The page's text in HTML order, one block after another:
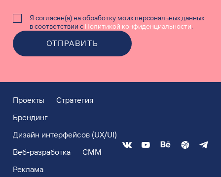
Я согласен(а) на обработку моих персональных данных
в соответствии с Политикой конфиденциальности.
ОТПРАВИТЬ
Проекты
Стратегия
Брендинг
Дизайн интерфейсов (UX/UI)
Веб-разработка
СММ
Реклама